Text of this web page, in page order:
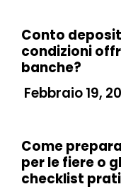
Conto
condizioni
banche?
Febbraio 19,
Come
per le fiere o
checklist